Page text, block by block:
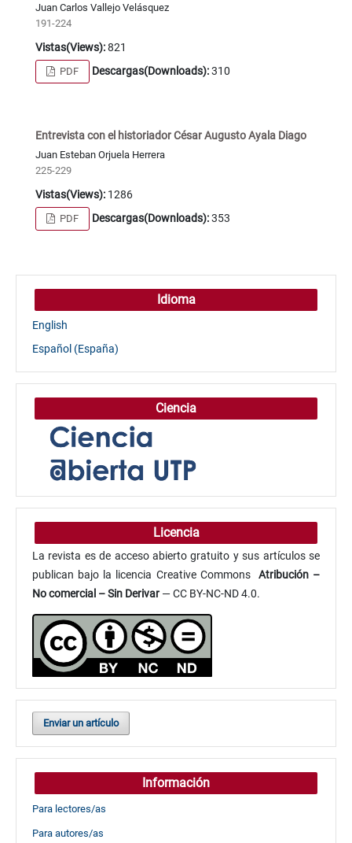
Juan Carlos Vallejo Velásquez
191-224
Vistas(Views):821
PDF Descargas(Downloads):310
Entrevista con el historiador César Augusto Ayala Diago
Juan Esteban Orjuela Herrera
225-229
Vistas(Views):1286
PDF Descargas(Downloads):353
Idioma
English
Español (España)
Ciencia
Licencia
La revista es de acceso abierto gratuito y sus artículos se
publican bajo la licencia Creative Commons
Atribución–
No comercial – Sin Derivar — CC BY-NC-ND 4.0.
Enviar un artículo
Información
Para lectores/as
Para autores/as